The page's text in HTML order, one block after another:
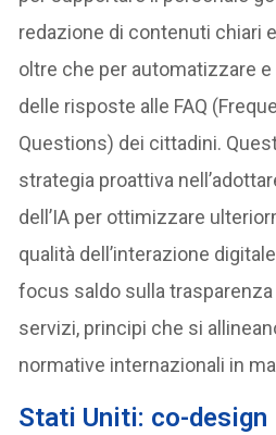
redazione di contenuti chiari
oltre che per automatizzare
delle risposte alle FAQ
Questions) dei cittadini.
strategia proattiva
dell’IA per ottimizzare
qualità dell’interazione
focus saldo sulla trasparenza
servizi, principi che si
normative internazionali in
Stati Uniti: co-design